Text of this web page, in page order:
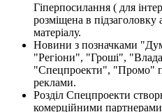
Гіперпосилання ( для
розміщена в
матеріалу.
Новини з позначками
"Регіони", "Гроші",
"Спецпроекти", "Промо"
реклами.
Розділ Спецпроекти
комерційними